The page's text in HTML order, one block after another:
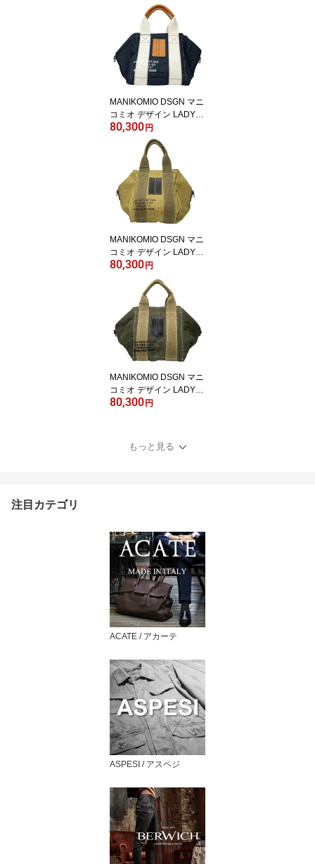
ウェイカラー プルオーバ
ーシャツ インディゴブル
ー / C0744D イタリア 長
袖
MANIKOMIO DSGN マニ
コミオ デザイン LADY24
DENIM レディ24 キュー
ブ型 2WAYバッグ インデ
ィゴブルー / イタリア ユ
ニセックス
80,300円
MANIKOMIO DSGN マニ
コミオ デザイン LADY24
NEW TENT CAMP SAN
D レディ24 キューブ型 2
WAYバッグ / イタリア ユ
ニセックス
80,300円
MANIKOMIO DSGN マニ
コミオ デザイン LADY24
NEW TENT CAMP MILIT
ア ユニセックス
80,300円
もっと見る
注目カテゴリ
ACATE / アカーテ
ASPESI / アスペジ